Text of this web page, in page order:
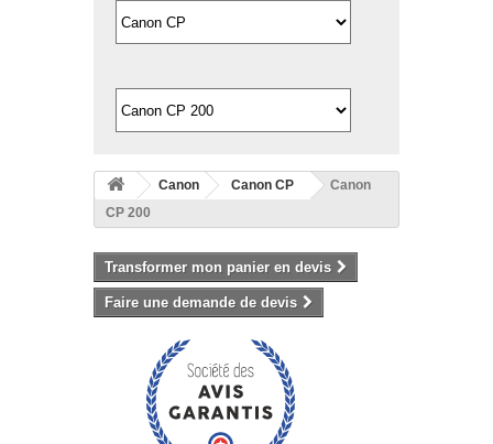
Canon Canon CP
Canon
CP 200
Transformer mon panier en devis
Faire une demande de devis